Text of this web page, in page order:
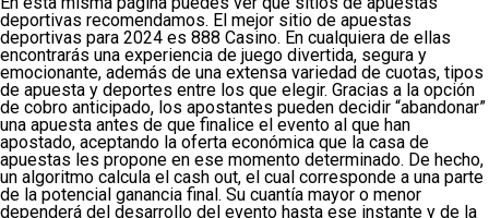
deportivas recomendamos. El mejor sitio de apuestas
deportivas para 2024 es 888 Casino. En cualquiera de ellas
encontrarás una experiencia de juego divertida, segura y
emocionante, además de una extensa variedad de cuotas, tipos
de apuesta y deportes entre los que elegir. Gracias a la opción
de cobro anticipado, los apostantes pueden decidir “abandonar”
una apuesta antes de que finalice el evento al que han
apostado, aceptando la oferta económica que la casa de
apuestas les propone en ese momento determinado. De hecho,
un algoritmo calcula el cash out, el cual corresponde a una parte
de la potencial ganancia final. Su cuantía mayor o menor
dependerá del desarrollo del evento hasta ese instante y de la